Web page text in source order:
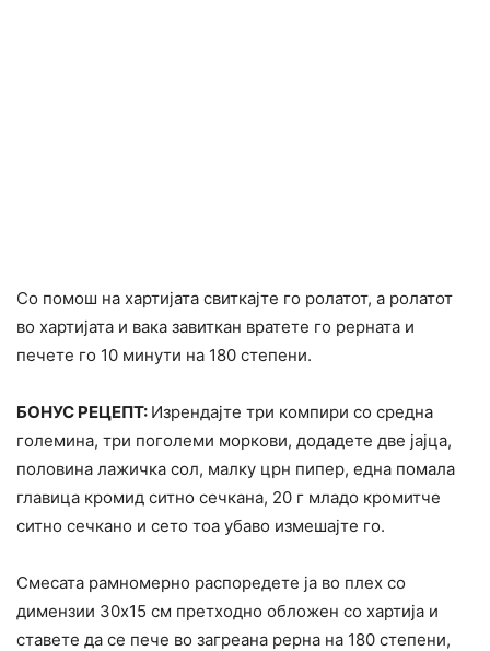
Со помош на хартијата свиткајте го ролатот, а ролатот
во хартијата и вака завиткан вратете го рерната и
печете го 10 минути на 180 степени.
БОНУС РЕЦЕПТ: Изрендајте три компири со средна
големина, три поголеми моркови, додадете две јајца,
половина лажичка сол, малку црн пипер, една помала
главица кромид ситно сечкана, 20 г младо кромитче
ситно сечкано и сето тоа убаво измешајте го.
Смесата рамномерно распоредете ја во плех со
димензии 30х15 см претходно обложен со хартија и
ставете да се пече во загреана рерна на 180 степени,